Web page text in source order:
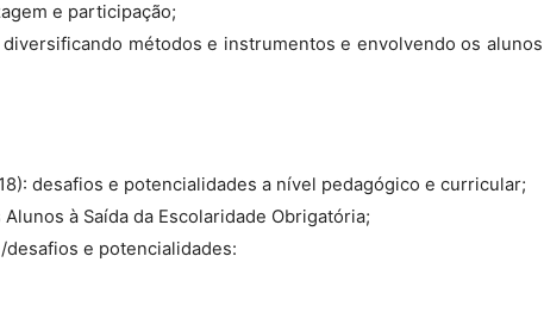
e participação;
métodos e instrumentos e envolvendo os alunos
desafios e potencialidades a nível pedagógico e curricular;
à Saída da Escolaridade Obrigatória;
e potencialidades: